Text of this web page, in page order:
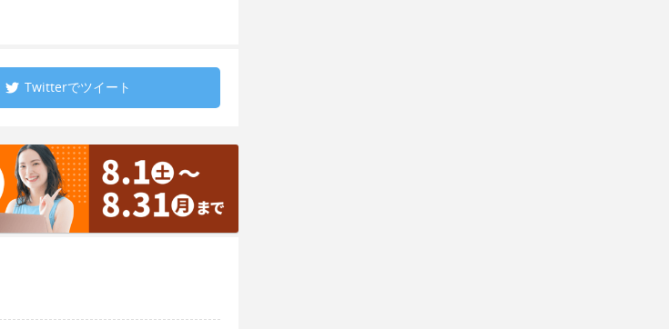
Twitterでツイート